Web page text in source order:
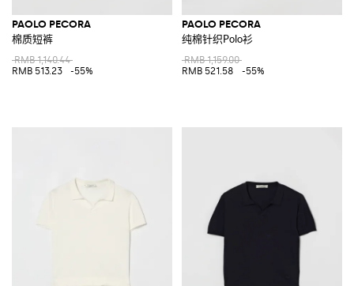
PAOLO PECORA
棉质短裤
RMB 1,140.44
RMB 513.23
-55%
PAOLO PECORA
纯棉针织Polo衫
RMB 1,159.00
RMB 521.58
-55%